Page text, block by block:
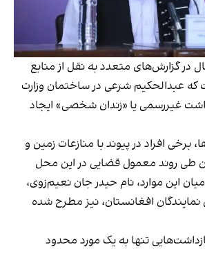
در گزارش‌های متعدد به نقل از منابع
که عبدالحکیم شرعی در ساختمان وزارت
غیررسمی یا «زندان شخصی» ایجاد
برخی افراد در پیوند با منازعات زمین و
طی روند معمول قضایی در این محل
این موارد، نام حیدر جان نعیم‌زوی،
افغانستان، نیز مطرح شده
تنها به یک مورد محدود